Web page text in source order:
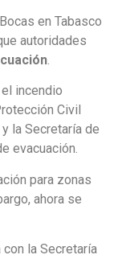
en Tabasco
autoridades
incendio
Civil
la Secretaría de
evacuación.
para zonas
ahora se
la Secretaría